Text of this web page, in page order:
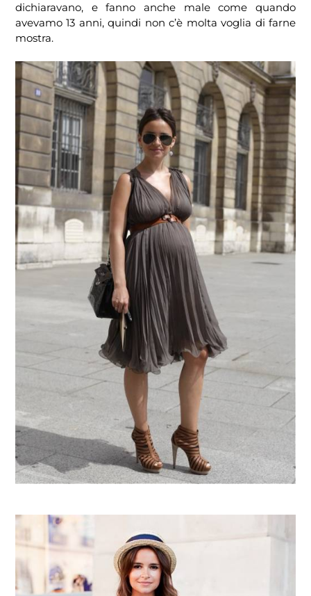
dichiaravano, e fanno anche male come quando
avevamo 13 anni, quindi non c’è molta voglia di farne
mostra.